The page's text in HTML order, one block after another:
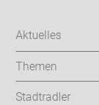
Aktuelles
Themen
Stadtradler